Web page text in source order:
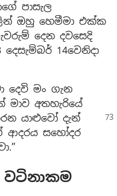
පාසැල
ඔහු හෙමීමා එක්ක
දෙන දවසෙදි
14වෙනිදා
දෙවි මං ගැන
මාව අතහැරියේ
යාළුවෝ දැන්
ආදරය සහෝදර